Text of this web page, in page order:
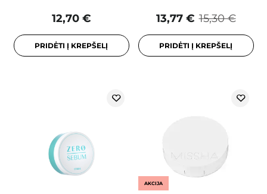
12,70 €
PRIDĖTI Į KREPŠELĮ
15,30 €
13,77 €
PRIDĖTI Į KREPŠELĮ
AKCIJA